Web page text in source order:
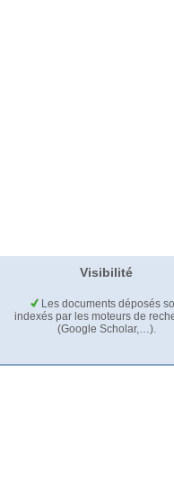
Visibilité
Les documents déposés
indexés par les moteurs de
(Google Scholar,…).